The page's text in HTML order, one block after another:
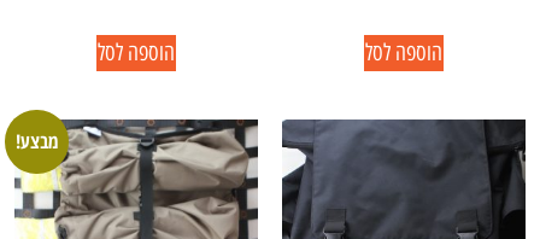
הוספה לסל הוספה לסל
מבצע!